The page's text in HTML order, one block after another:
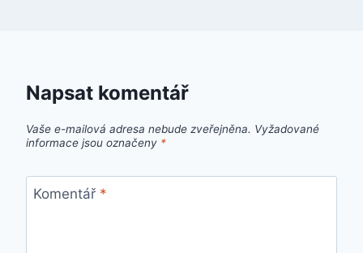
Napsat komentář
Vaše e-mailová adresa nebude zveřejněna. Vyžadované
informace jsou označeny *
Komentář *